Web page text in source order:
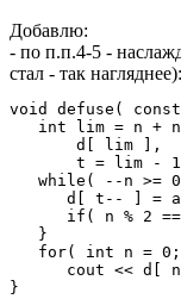
Добавлю:
- по п.п.4-5 -
стал - так нагляднее):
void defuse(
int lim = n +
       d[ lim ],
t = lim -
while( --n >=
d[ t-- ] =
if( n % 2
   }
for( int n =
cout << d[
}